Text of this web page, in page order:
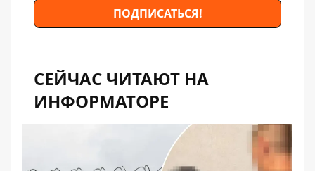
ПОДПИСАТЬСЯ!
СЕЙЧАС ЧИТАЮТ НА
ИНФОРМАТОРЕ